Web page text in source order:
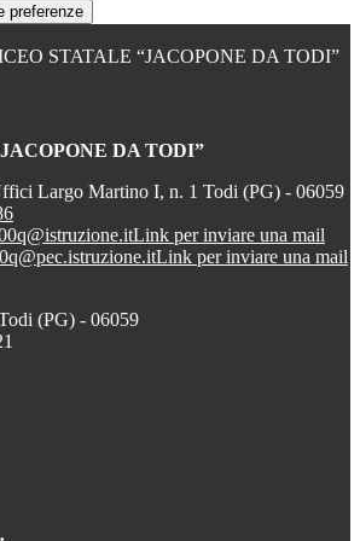
preferenze
STATALE “JACOPONE DA TODI”
DA TODI”
Largo Martino I, n. 1 Todi (PG) - 06059
Link per inviare una mail
Link per inviare una mail
(PG) - 06059